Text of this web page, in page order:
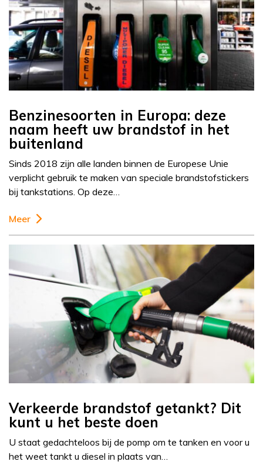
Benzinesoorten in Europa: deze
naam heeft uw brandstof in het
buitenland
Sinds 2018 zijn alle landen binnen de Europese Unie
verplicht gebruik te maken van speciale brandstofstickers
bij tankstations. Op deze…
Meer
Verkeerde brandstof getankt? Dit
kunt u het beste doen
U staat gedachteloos bij de pomp om te tanken en voor u
het weet tankt u diesel in plaats van…